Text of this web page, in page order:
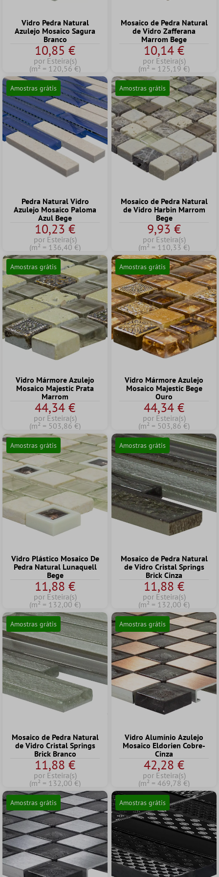
Vidro Pedra Natural
Azulejo Mosaico Sagura
Branco
10,85 €
por Esteira(s)
(m² = 120,56 €)
Mosaico de Pedra Natural
de Vidro Zafferana
Marrom Bege
10,14 €
por Esteira(s)
(m² = 125,19 €)
Amostras grátis
Pedra Natural Vidro
Azulejo Mosaico Paloma
Azul Bege
10,23 €
por Esteira(s)
(m² = 136,40 €)
Amostras grátis
Mosaico de Pedra Natural
de Vidro Harbin Marrom
Bege
9,93 €
por Esteira(s)
(m² = 110,33 €)
Amostras grátis
Vidro Mármore Azulejo
Mosaico Majestic Prata
Marrom
44,34 €
por Esteira(s)
(m² = 503,86 €)
Amostras grátis
Vidro Mármore Azulejo
Mosaico Majestic Bege
Ouro
44,34 €
por Esteira(s)
(m² = 503,86 €)
Amostras grátis
Vidro Plástico Mosaico De
Pedra Natural Lunaquell
Bege
11,88 €
por Esteira(s)
(m² = 132,00 €)
Amostras grátis
Mosaico de Pedra Natural
de Vidro Cristal Springs
Brick Cinza
11,88 €
por Esteira(s)
(m² = 132,00 €)
Amostras grátis
Mosaico de Pedra Natural
de Vidro Cristal Springs
Brick Branco
11,88 €
por Esteira(s)
(m² = 132,00 €)
Amostras grátis
Vidro Alumínio Azulejo
Mosaico Eldorien Cobre-
Cinza
42,28 €
por Esteira(s)
(m² = 469,78 €)
Amostras grátis Amostras grátis